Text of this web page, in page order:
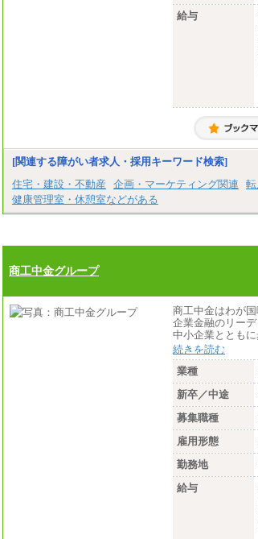
給与
[関連する障がい者求人・採用キーワード検索]
住宅・建設・不動産
企画・マーケティング関連
健康管理室・休憩室などがある
商工中金グループ
商工中金はわが
企業金融のリー
中小企業ととも
続きを読む
業種
新卒／中途
募集職種
雇用形態
勤務地
給与